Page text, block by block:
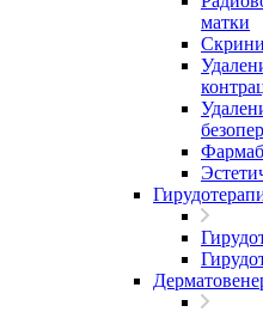
матки